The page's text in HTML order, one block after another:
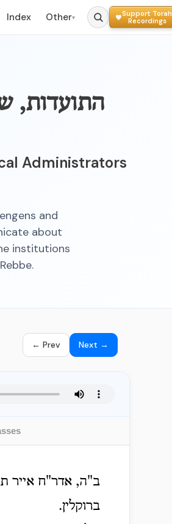
Index Other▾
Support Torah
Recordings
התועדות,
Administrators
and
about
institutions
← Prev Next →
ב"ה, אדר"ח אייר
ברוקלין.